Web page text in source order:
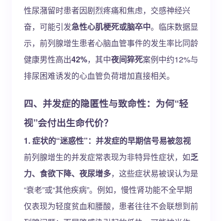
性尿潴留时患者因剧烈疼痛和焦虑，交感神经兴
奋，可能引发急性心肌梗死或脑卒中。临床数据显
示，前列腺增生患者心脑血管事件的发生率比同龄
健康男性高出42%，其中夜间猝死案例中约12%与
排尿困难诱发的心血管负荷增加直接相关。
四、并发症的隐匿性与致命性：为何“轻
视”会付出生命代价？
1. 症状的“迷惑性”：并发症的早期信号易被忽视
前列腺增生的并发症常表现为非特异性症状，如乏
力、食欲下降、夜尿增多，这些症状易被误认为是
“衰老”或“其他疾病”。例如，慢性肾功能不全早期
仅表现为轻度贫血和腰酸，患者往往不会联想到前